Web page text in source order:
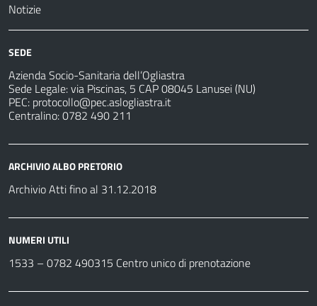
Notizie
SEDE
Azienda Socio-Sanitaria dell’Ogliastra
Sede Legale: via Piscinas, 5 CAP 08045 Lanusei (NU)
PEC: protocollo@pec.aslogliastra.it
Centralino: 0782 490 211
ARCHIVIO ALBO PRETORIO
Archivio Atti fino al 31.12.2018
NUMERI UTILI
1533 – 0782 490315 Centro unico di prenotazione